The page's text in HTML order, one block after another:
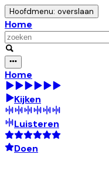
Hoofdmenu: overslaan
Home
Home
Kijken
Luisteren
Doen